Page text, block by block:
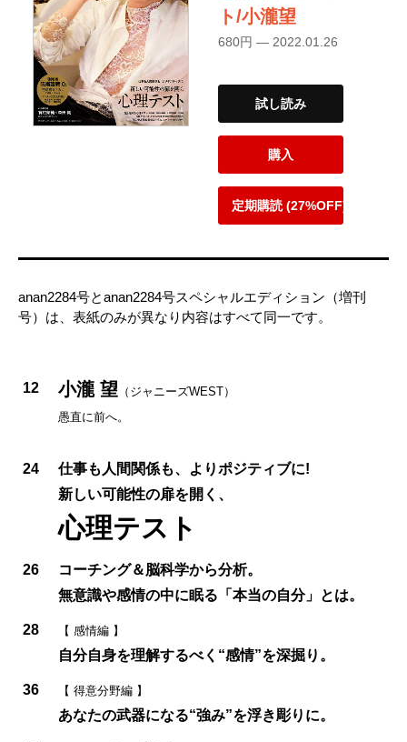
ト/小瀧望
680円 — 2022.01.26
試し読み
購入
定期購読 (27%OFF)
anan2284号とanan2284号スペシャルエディション（増刊
号）は、表紙のみが異なり内容はすべて同一です。
12 小瀧 望 （ジャニーズWEST）
愚直に前へ。
24
仕事も人間関係も、よりポジティブに!
新しい可能性の扉を開く、
心理テスト
26
コーチング＆脳科学から分析。
無意識や感情の中に眠る「本当の自分」とは。
28 【 感情編 】
自分自身を理解するべく“感情”を深掘り。
36 【 得意分野編 】
あなたの武器になる“強み”を浮き彫りに。